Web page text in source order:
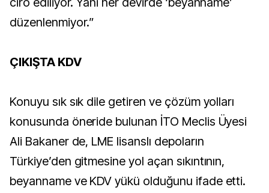
düzenlenmiyor.”
ÇIKIŞTA KDV
Konuyu sık sık dile getiren ve çözüm yolları
konusunda öneride bulunan İTO Meclis Üyesi
Ali Bakaner de, LME lisanslı depoların
Türkiye’den gitmesine yol açan sıkıntının,
beyanname ve KDV yükü olduğunu ifade etti.